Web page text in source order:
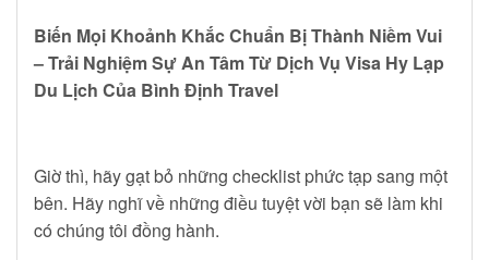
Biến Mọi Khoảnh Khắc Chuẩn Bị Thành Niềm Vui
– Trải Nghiệm Sự An Tâm Từ Dịch Vụ Visa Hy Lạp
Du Lịch Của Bình Định Travel
Giờ thì, hãy gạt bỏ những checklist phức tạp sang một
bên. Hãy nghĩ về những điều tuyệt vời bạn sẽ làm khi
có chúng tôi đồng hành.